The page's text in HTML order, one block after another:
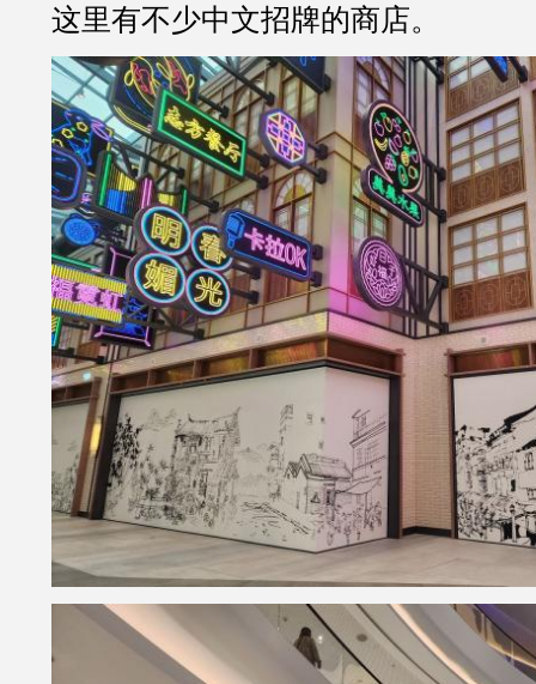
这里有不少中文招牌的商店。